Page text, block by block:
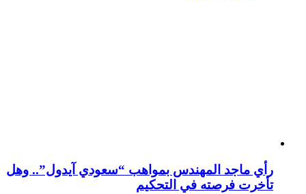
رأي ماجد المهندس بمواهب “سعودي آيدول”.. وهل
تأخرت فرصته في التحكيم